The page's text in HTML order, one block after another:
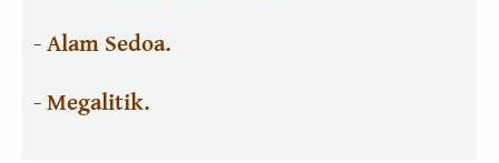
- Alam Sedoa.
- Megalitik.